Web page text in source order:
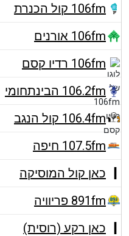
106fm קול הכנרת
106fm אורנים
106fm רדיו קסם
106.2fm הבינתחומי
106.4fm קול הנגב
107.5fm חיפה
כאן קול המוסיקה
891fm פריוויה
כאן רקע (רוסית)